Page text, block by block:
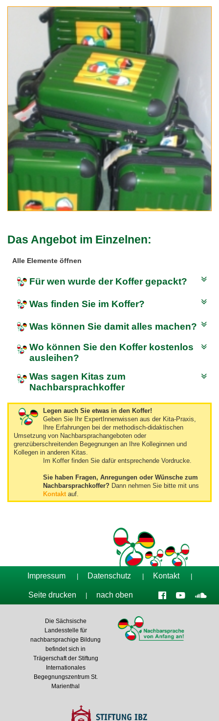
Das Angebot im Einzelnen:
Alle Elemente öffnen
Für wen wurde der Koffer gepackt?
Was finden Sie im Koffer?
Was können Sie damit alles machen?
Wo können Sie den Koffer kostenlos
ausleihen?
Was sagen Kitas zum
Nachbarsprachkoffer
Legen auch Sie etwas in den Koffer!
Geben Sie Ihr ExpertInnenwissen aus der Kita-Praxis,
Ihre Erfahrungen bei der methodisch-didaktischen
Umsetzung von Nachbarsprachangeboten oder
grenzüberschreitenden Begegnungen an Ihre Kolleginnen und
Kollegen in anderen Kitas.
Im Koffer finden Sie dafür entsprechende Vordrucke.
Sie haben Fragen, Anregungen oder Wünsche zum
Nachbarsprachkoffer? Dann nehmen Sie bitte mit uns
Kontakt auf.
Impressum Datenschutz Kontakt
Seite drucken nach oben
Die Sächsische
Landesstelle für
nachbarsprachige Bildung
befindet sich in
Trägerschaft der Stiftung
Internationales
Begegnungszentrum St.
Marienthal